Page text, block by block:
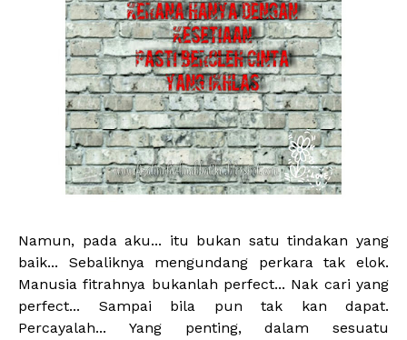
Namun, pada aku... itu bukan satu tindakan yang
baik... Sebaliknya mengundang perkara tak elok.
Manusia fitrahnya bukanlah perfect... Nak cari yang
perfect... Sampai bila pun tak kan dapat.
Percayalah... Yang penting, dalam sesuatu